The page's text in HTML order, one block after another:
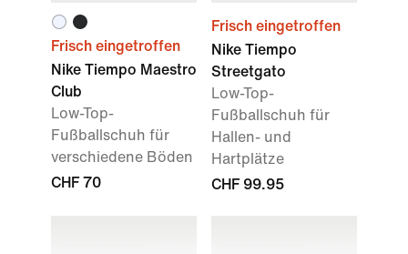
Frisch eingetroffen
Nike Tiempo Maestro
Club
Low-Top-
Fußballschuh für
verschiedene Böden
CHF 70
Frisch eingetroffen
Nike Tiempo
Streetgato
Low-Top-
Fußballschuh für
Hallen- und
Hartplätze
CHF 99.95